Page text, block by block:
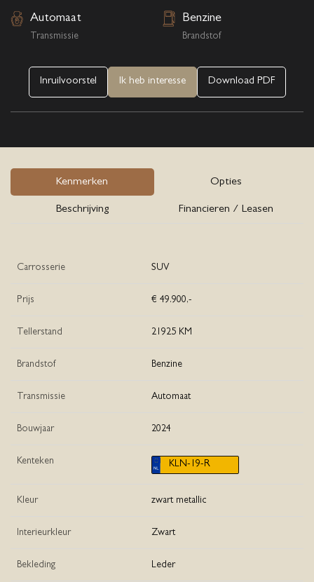
Automaat
Transmissie
Benzine
Brandstof
Inruilvoorstel Ik heb interesse Download PDF
Kenmerken Opties
Beschrijving Financieren / Leasen
Carrosserie SUV
Prijs € 49.900,-
Tellerstand 21925 KM
Brandstof Benzine
Transmissie Automaat
Bouwjaar 2024
Kenteken KLN-19-R
Kleur zwart metallic
Interieurkleur Zwart
Bekleding Leder